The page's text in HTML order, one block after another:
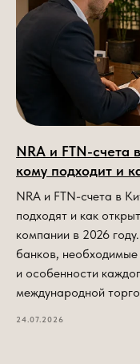
NRA и FTN-счета
кому подходит и
NRA и FTN-счета в
подходят и как
компании в 2026
банков,
и особенности
международной
24.07.2026